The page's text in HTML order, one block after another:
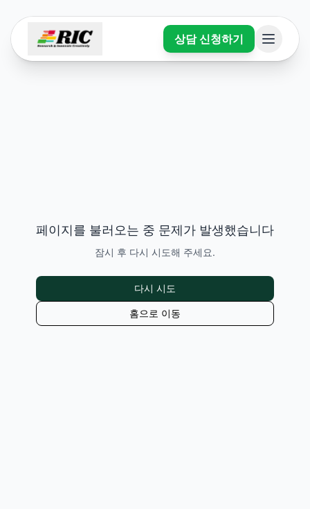
상담 신청하기
페이지를 불러오는 중 문제가 발생했습니다
잠시 후 다시 시도해 주세요.
다시 시도
홈으로 이동